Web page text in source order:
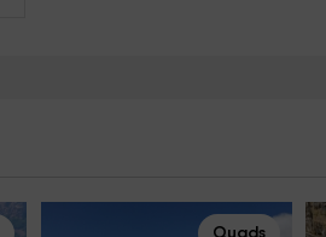
Quads